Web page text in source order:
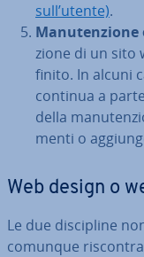
sull’utente).
Ma­nu­ten­zio­ne
zio­ne di un sito
finito. In alcuni
continua a
della
men­ti o
Web design o
Le due di­sci­pli­ne
comunque